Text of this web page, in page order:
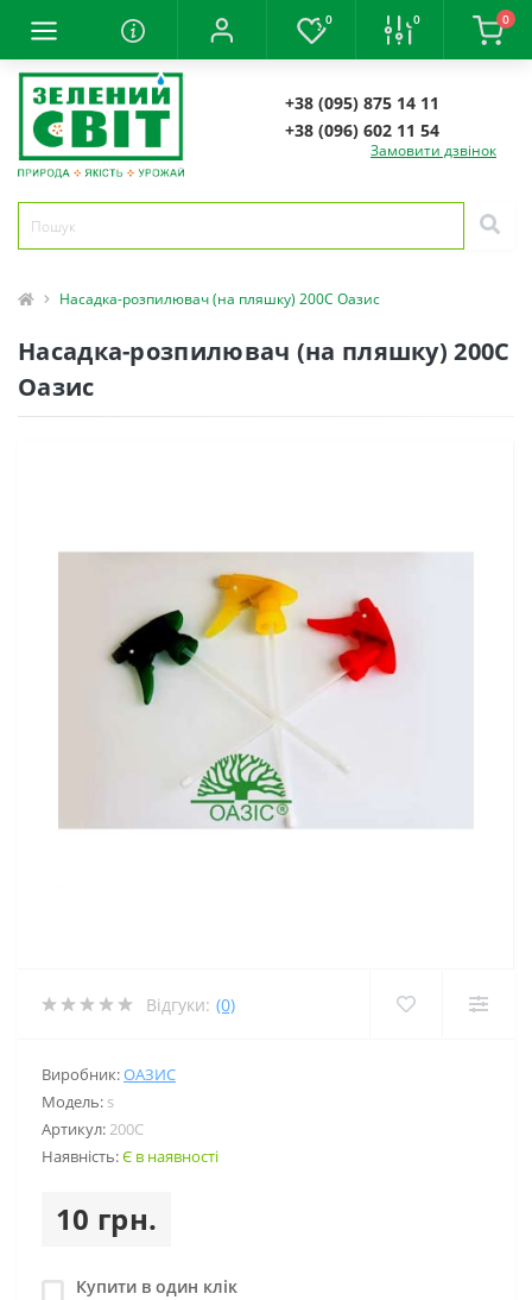
0 0 0
+38 (095) 875 14 11
+38 (096) 602 11 54
Замовити дзвінок
Насадка-розпилювач (на пляшку) 200C Оазис
Насадка-розпилювач (на пляшку) 200C
Оазис
Відгуки: (0)
Виробник:ОАЗИС
Модель: s
Артикул:200C
Наявність:Є в наявності
10 грн.
Купити в один клік